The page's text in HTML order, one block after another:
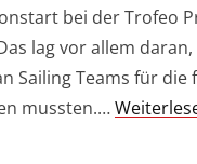
bei der Trofeo
lag vor allem
Sailing Teams für die
mussten.…